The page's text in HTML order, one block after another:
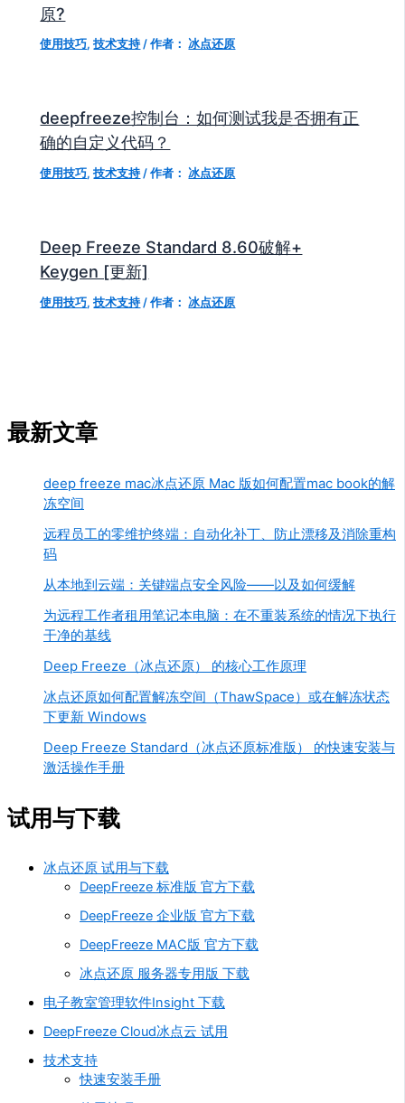
原?
使用技巧,技术支持 / 作者： 冰点还原
deepfreeze控制台：如何测试我是否拥有正
确的自定义代码？
使用技巧,技术支持 / 作者： 冰点还原
Deep Freeze Standard 8.60破解+
Keygen [更新]
使用技巧,技术支持 / 作者： 冰点还原
最新文章
deep freeze mac冰点还原 Mac 版如何配置mac book的解
冻空间
远程员工的零维护终端：自动化补丁、防止漂移及消除重构
码
从本地到云端：关键端点安全风险——以及如何缓解
为远程工作者租用笔记本电脑：在不重装系统的情况下执行
干净的基线
Deep Freeze（冰点还原） 的核心工作原理
冰点还原如何配置解冻空间（ThawSpace）或在解冻状态
下更新 Windows
Deep Freeze Standard（冰点还原标准版） 的快速安装与
激活操作手册
试用与下载
冰点还原 试用与下载
DeepFreeze 标准版 官方下载
DeepFreeze 企业版 官方下载
DeepFreeze MAC版 官方下载
冰点还原 服务器专用版 下载
电子教室管理软件Insight 下载
DeepFreeze Cloud冰点云 试用
技术支持
快速安装手册